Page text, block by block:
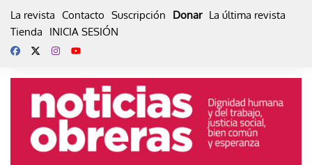
La revista Contacto Suscripción Donar La última revista
Tienda
INICIA SESIÓN